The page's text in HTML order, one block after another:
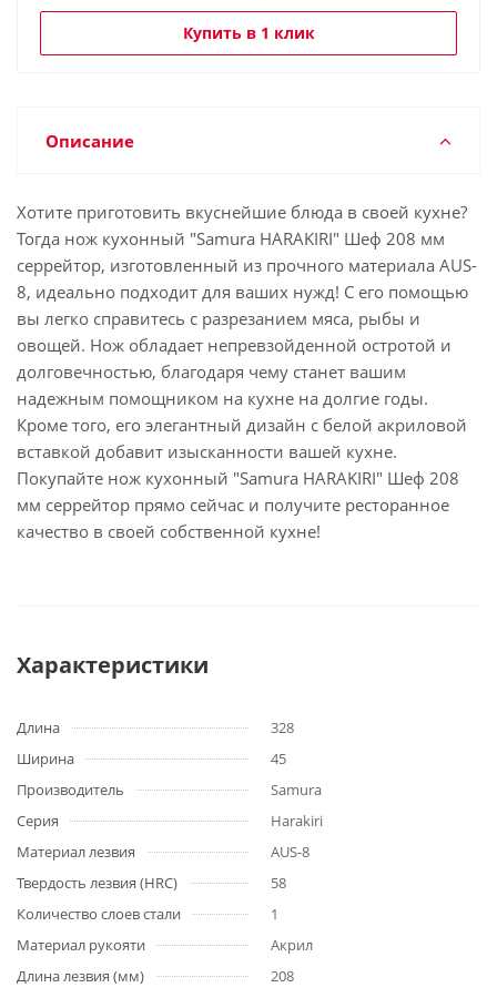
Купить в 1 клик
Описание
Хотите приготовить вкуснейшие блюда в своей кухне?
Тогда нож кухонный "Samura HARAKIRI" Шеф 208 мм
серрейтор, изготовленный из прочного материала AUS-
8, идеально подходит для ваших нужд! С его помощью
вы легко справитесь с разрезанием мяса, рыбы и
овощей. Нож обладает непревзойденной остротой и
долговечностью, благодаря чему станет вашим
надежным помощником на кухне на долгие годы.
Кроме того, его элегантный дизайн с белой акриловой
вставкой добавит изысканности вашей кухне.
Покупайте нож кухонный "Samura HARAKIRI" Шеф 208
мм серрейтор прямо сейчас и получите ресторанное
качество в своей собственной кухне!
Характеристики
Длина
328
Ширина
45
Производитель
Samura
Серия
Harakiri
Материал лезвия
AUS-8
Твердость лезвия (HRC)
58
Количество слоев стали
1
Материал рукояти
Акрил
Длина лезвия (мм)
208